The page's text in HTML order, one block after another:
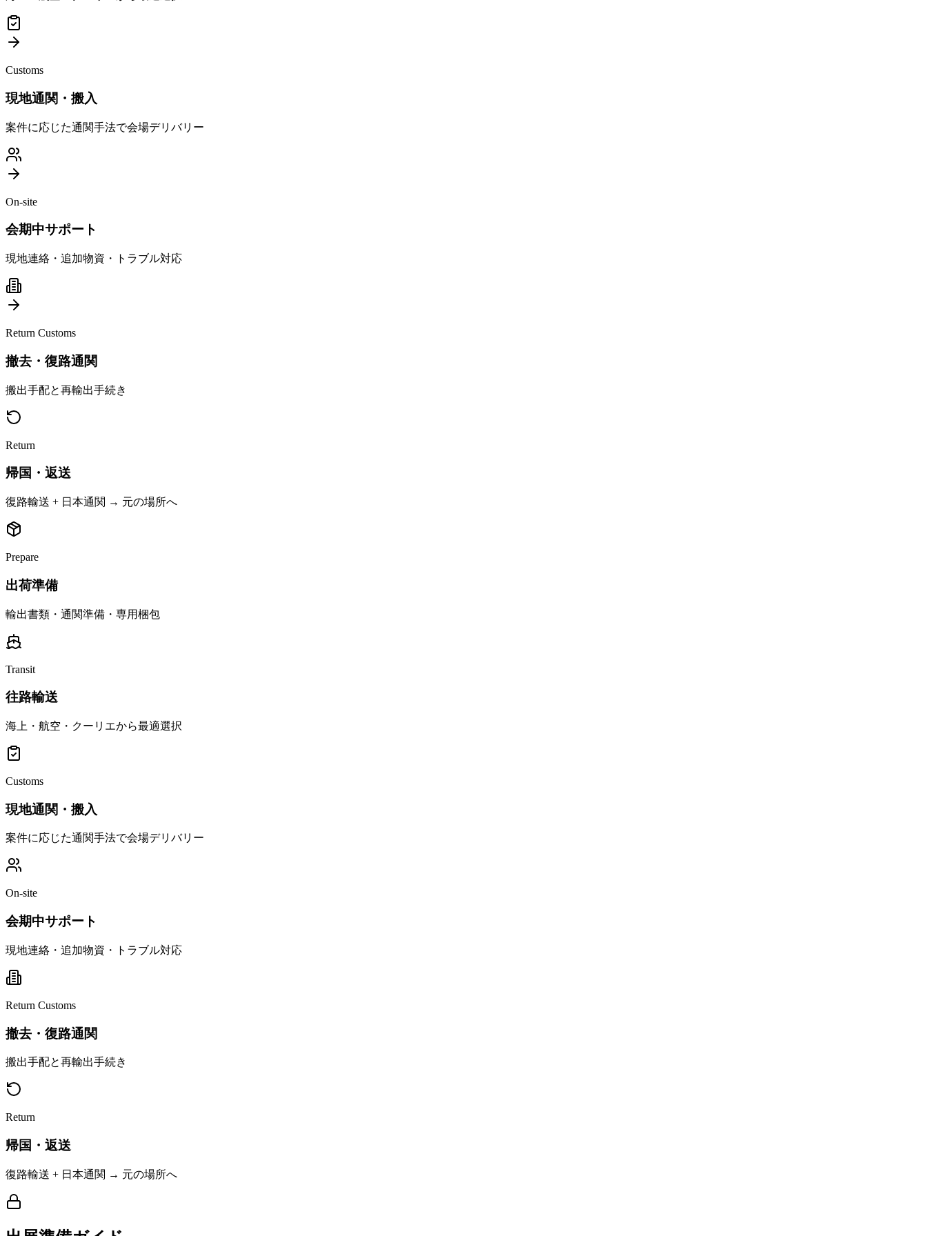
Customs
現地通関・搬入
案件に応じた通関手法で会場デリバリー
On-site
会期中サポート
現地連絡・追加物資・トラブル対応
Return Customs
撤去・復路通関
搬出手配と再輸出手続き
Return
帰国・返送
復路輸送 + 日本通関 → 元の場所へ
Prepare
出荷準備
輸出書類・通関準備・専用梱包
Transit
往路輸送
海上・航空・クーリエから最適選択
Customs
現地通関・搬入
案件に応じた通関手法で会場デリバリー
On-site
会期中サポート
現地連絡・追加物資・トラブル対応
Return Customs
撤去・復路通関
搬出手配と再輸出手続き
Return
帰国・返送
復路輸送 + 日本通関 → 元の場所へ